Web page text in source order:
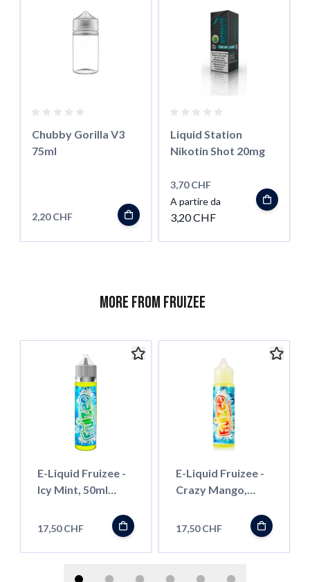
Chubby Gorilla V3
75ml
2,20 CHF
Liquid Station
Nikotin Shot 20mg
3,70 CHF
A partire da
3,20 CHF
More from Fruizee
E-Liquid Fruizee -
Icy Mint, 50ml
17,50 CHF
E-Liquid Fruizee -
Crazy Mango,
17,50 CHF